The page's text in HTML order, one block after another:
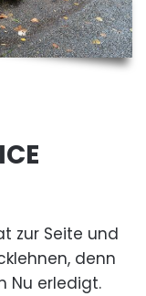
zur Seite und
denn
Nu erledigt.